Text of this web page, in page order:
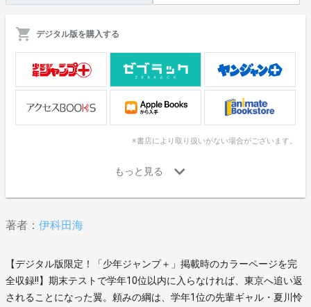
デジタル版を購入する
※書店により取り扱いがない場合がございます。
著者： 伊科田海
【デジタル版限定！「少年ジャンプ＋」掲載時のカラーページを完
全収録!!】期末テストで学年10位以内に入らなければ、東京へ追い返
されることになった翼。頼みの綱は、学年1位の先輩ギャル・夏川怜